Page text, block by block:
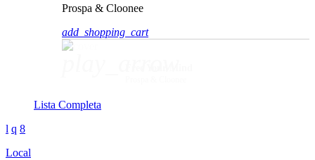
Prospa & Cloonee
add_shopping_cart
Lista Completa
Local